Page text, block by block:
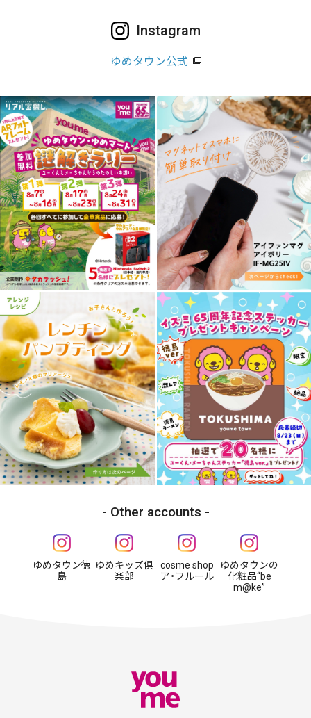
Instagram
ゆめタウン公式
Other accounts
ゆめタウン徳
島
ゆめキッズ倶
楽部
cosme shop
ア・フルール
ゆめタウンの
化粧品“be
m@ke”